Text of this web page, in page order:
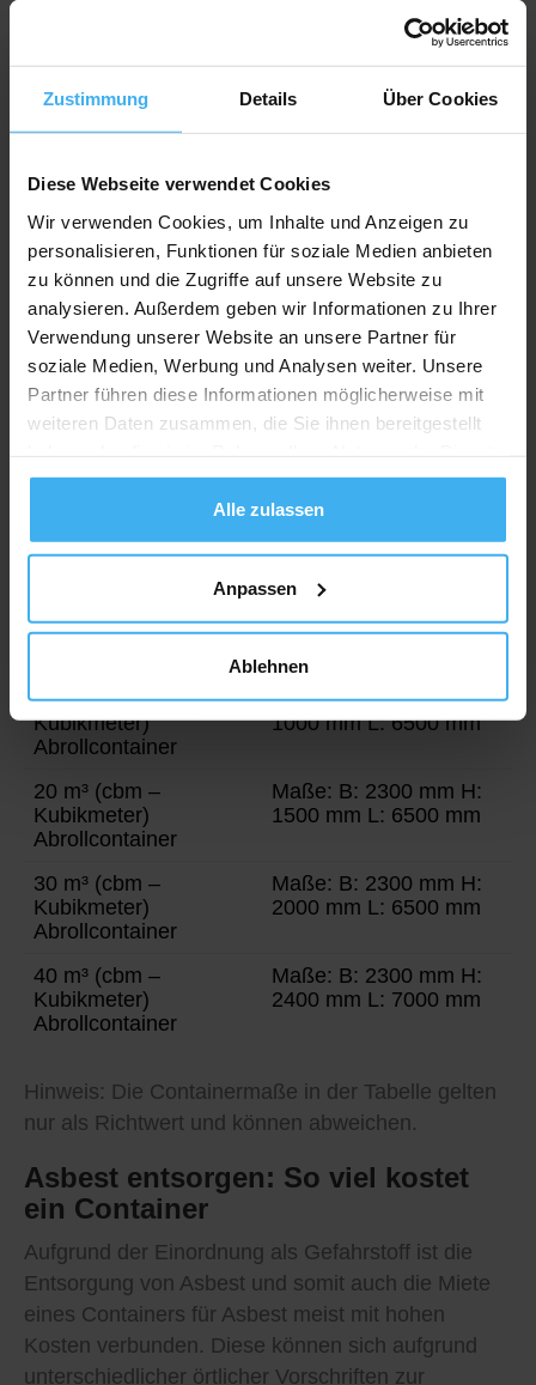
Zustimmung Details Über Cookies
Diese Webseite verwendet Cookies
Wir verwenden Cookies, um Inhalte und Anzeigen zu
personalisieren, Funktionen für soziale Medien anbieten
zu können und die Zugriffe auf unsere Website zu
analysieren. Außerdem geben wir Informationen zu Ihrer
Verwendung unserer Website an unsere Partner für
soziale Medien, Werbung und Analysen weiter. Unsere
Partner führen diese Informationen möglicherweise mit
weiteren Daten zusammen, die Sie ihnen bereitgestellt
gesammelt haben.
Alle zulassen
Anpassen
Ablehnen
vom jeweiligen Containerdienst ab. Die für die
Entsorgung vorgeschriebenen Asbest Big Bags
und werden dir z. B. vorab per Post zugesendet.
Art des
Abfallcontainers
Containermaße
1 m³ Big Bag
Maße: B: 1000 mm H:
1000 mm L: 1000 mm
3 m³ (cbm –
Kubikmeter)
Absetzcontainer
Maße: B: 1290 mm H:
950 mm L: 2450 mm
5 m³ (cbm –
Absetzcontainer
Maße: B: 1900 mm H:
Kubikmeter)
Absetzcontainer
Maße: B: 1900 mm H:
1600 mm L: 3600 mm
Kubikmeter)
1800 mm L: 3900 mm
12 m³ (cbm –
Kubikmeter)
Abrollcontainer
Maße: B: 2000 mm H:
1000 mm L: 6500 mm
20 m³ (cbm –
Kubikmeter)
Abrollcontainer
Maße: B: 2300 mm H:
1500 mm L: 6500 mm
30 m³ (cbm –
Kubikmeter)
Abrollcontainer
Maße: B: 2300 mm H:
2000 mm L: 6500 mm
40 m³ (cbm –
Kubikmeter)
Abrollcontainer
Maße: B: 2300 mm H:
2400 mm L: 7000 mm
Hinweis: Die Containermaße in der Tabelle gelten
nur als Richtwert und können abweichen.
Asbest entsorgen: So viel kostet
ein Container
Aufgrund der Einordnung als Gefahrstoff ist die
Entsorgung von Asbest und somit auch die Miete
eines Containers für Asbest meist mit hohen
Kosten verbunden. Diese können sich aufgrund
unterschiedlicher örtlicher Vorschriften zur